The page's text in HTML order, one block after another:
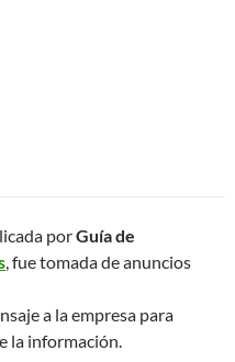
porGuía de
, fue tomada de anuncios
a la empresa para
la información.